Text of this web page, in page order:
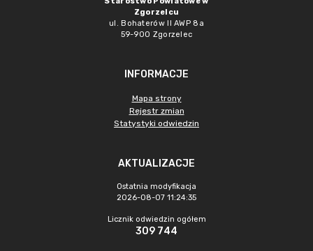
Zgorzelcu
ul. Bohaterów II AWP 8a
59-900 Zgorzelec
INFORMACJE
Mapa strony
Rejestr zmian
Statystyki odwiedzin
AKTUALIZACJE
Ostatnia modyfikacja
2026-08-07 11:24:35
Licznik odwiedzin ogółem
309 744